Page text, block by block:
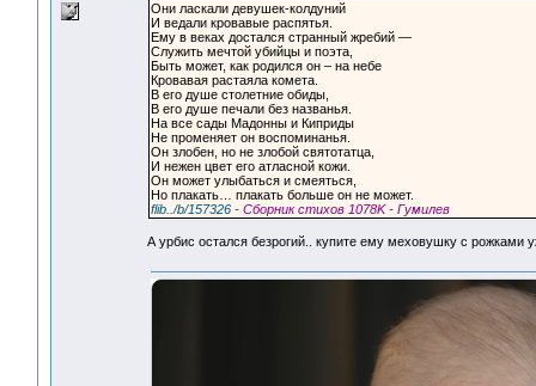
Они ласкали девушек-колдуний
И ведали кровавые распятья.
Ему в веках достался странный жребий —
Служить мечтой убийцы и поэта,
Быть может, как родился он – на небе
Кровавая растаяла комета.
В его душе столетние обиды,
В его душе печали без названья.
На все сады Мадонны и Киприды
Не променяет он воспоминанья.
Он злобен, но не злобой святотатца,
И нежен цвет его атласной кожи.
Он может улыбаться и смеяться,
Но плакать… плакать больше он не может.
flib../b/157326 - Сборник стихов 1078K - Гумилев
А урбис остался безрогий.. купите ему меховушку с рожками